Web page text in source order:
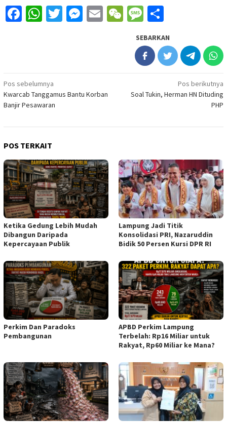
Facebook
WhatsApp
Twitter
Messenger
EmailWeChatMessage
SEBARKAN
Navigasi
pos
Pos sebelumnya
Kwarcab Tanggamus Bantu Korban
Banjir Pesawaran
Pos berikutnya
Soal Tukin, Herman HN Dituding
PHP
POS TERKAIT
Ketika Gedung Lebih Mudah
Dibangun Daripada
Kepercayaan Publik
Lampung Jadi Titik
Konsolidasi PRI, Nazaruddin
Bidik 50 Persen Kursi DPR RI
Perkim Dan Paradoks
Pembangunan
APBD Perkim Lampung
Terbelah: Rp16 Miliar untuk
Rakyat, Rp60 Miliar ke Mana?